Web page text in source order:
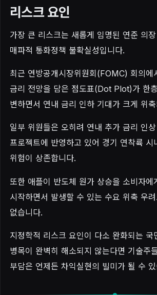
리스크 요인
가장 큰 리스크는 새롭게 임명된 연준 의
매파적 통화정책 불확실성입니다.
최근 연방공개시장위원회(FOMC) 회의에
금리 전망을 담은 점도표(Dot Plot)가 한
변하면서 연내 금리 인하 기대가 크게 위
일부 위원들은 오히려 연내 추가 금리 인상
프로젝트에 반영하고 있어 경기 연착륙 시
위험이 상존합니다.
또한 애플이 반도체 원가 상승을 소비자에
시작하면서 발생할 수 있는 수요 위축 우
없습니다.
지정학적 리스크 요인이 다소 완화되는 국
병목이 완벽히 해소되지 않는다면 기술주
부담은 언제든 차익실현의 빌미가 될 수